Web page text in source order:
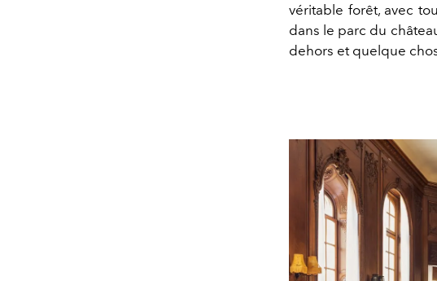
véritable forêt, avec
dans le parc du
dehors et quelque